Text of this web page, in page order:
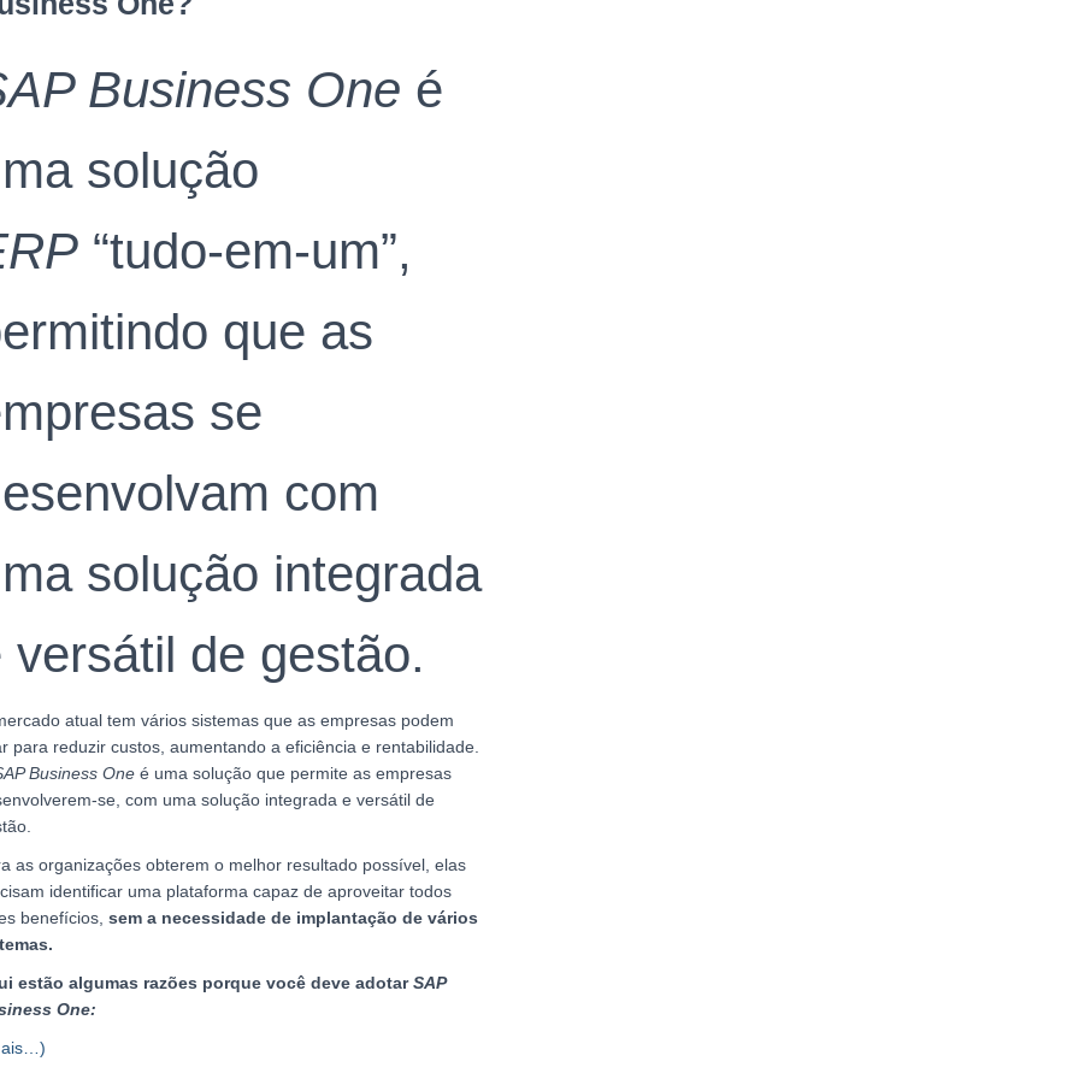
Business One é
solução
“tudo-em-um”,
que as
se
com
solução integrada
versátil de gestão.
atual tem vários sistemas que as empresas podem
para reduzir custos, aumentando a eficiência e rentabilidade.
Business One é uma solução que permite as empresas
se, com uma solução integrada e versátil de
as organizações obterem o melhor resultado possível, elas
identificar uma plataforma capaz de aproveitar todos
benefícios, sem a necessidade de implantação de vários
estão algumas razões porque você deve adotarSAP
One: